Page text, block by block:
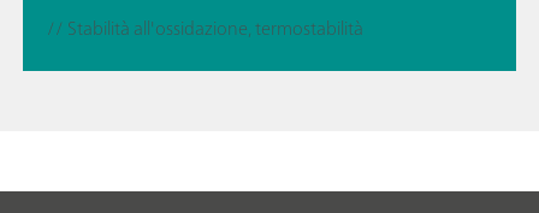
// Stabilità all'ossidazione, termostabilità